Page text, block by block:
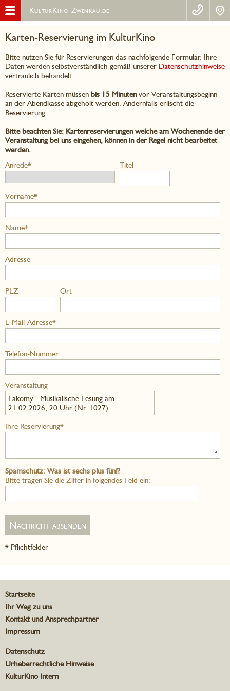
KulturKino-Zwenkau.de
Karten-Reservierung im KulturKino
Bitte nutzen Sie für Reservierungen das nachfolgende Formular. Ihre
Daten werden selbstverständlich gemäß unserer Datenschutzhinweise
vertraulich behandelt.
Reservierte Karten müssen bis 15 Minutenvor Veranstaltungsbeginn
an der Abendkasse abgeholt werden. Andernfalls erlischt die
Reservierung.
Bitte beachten Sie: Kartenreservierungen welche am Wochenende der
Veranstaltung bei uns eingehen, können in der Regel nicht bearbeitet
werden.
Anrede*
Titel
Vorname*
Name*
Adresse
PLZ Ort
E-Mail-Adresse*
Telefon-Nummer
Veranstaltung
Lakomy - Musikalische Lesung am
21.02.2026, 20 Uhr (Nr. 1027)
Ihre Reservierung*
Spamschutz: Was ist sechs plus fünf?
Bitte tragen Sie die Ziffer in folgendes Feld ein:
* Pflichtfelder
Startseite
Ihr Weg zu uns
Kontakt und Ansprechpartner
Impressum
Datenschutz
Urheberrechtliche Hinweise
KulturKino Intern